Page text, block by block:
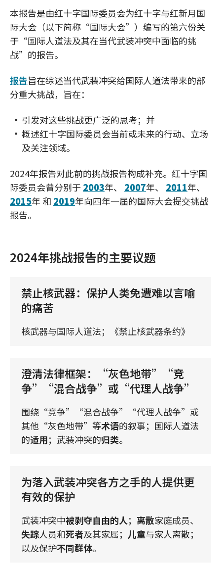
本报告是由红十字国际委员会为红十字与红新月国
际大会（以下简称“国际大会”）编写的第六份关
于“国际人道法及其在当代武装冲突中面临的挑
战”的报告。
报告旨在综述当代武装冲突给国际人道法带来的部
分重大挑战，旨在：
引发对这些挑战更广泛的思考；并
概述红十字国际委员会当前或未来的行动、立场
及关注领域。
2024年报告对此前的挑战报告构成补充。红十字国
际委员会曾分别于2003年、 2007年、 2011年、
2015年 和 2019年向四年一届的国际大会提交挑战
报告。
2024年挑战报告的主要议题
禁止核武器：保护人类免遭难以言喻
的痛苦
核武器与国际人道法；《禁止核武器条约》
澄清法律框架：“灰色地带”“竞
争”“混合战争”或“代理人战争”
围绕“竞争”“混合战争”“代理人战争”或
其他“灰色地带”等术语的叙事；国际人道法
的适用；武装冲突的归类。
为落入武装冲突各方之手的人提供更
有效的保护
武装冲突中被剥夺自由的人； 离散家庭成员、
失踪人员和死者及其家属； 儿童与家人离散；
以及保护不同群体。